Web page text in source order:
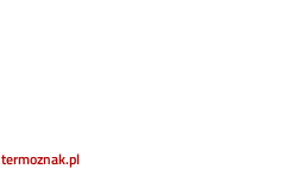
termoznak.pl